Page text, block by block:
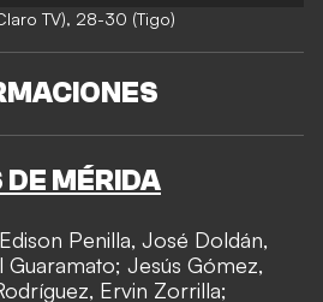
TV), 28-30 (Tigo)
DE MÉRIDA
Penilla, José Doldán,
Jesús Gómez,
Ervin Zorrilla;